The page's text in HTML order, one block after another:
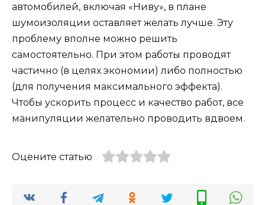
автомобилей, включая «Ниву», в плане
шумоизоляции оставляет желать лучше. Эту
проблему вполне можно решить
самостоятельно. При этом работы проводят
частично (в целях экономии) либо полностью
(для получения максимального эффекта).
Чтобы ускорить процесс и качество работ, все
манипуляции желательно проводить вдвоем.
Оцените статью